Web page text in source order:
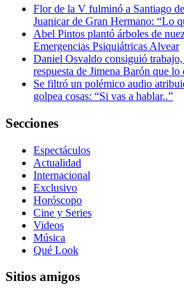
Flor de la V fulminó a Santiago
Juanicar de Gran Hermano: “Lo
Abel Pintos plantó árboles de
Emergencias Psiquiátricas Alvear
Daniel Osvaldo consiguió
respuesta de Jimena Barón que lo
Se filtró un polémico audio
golpea cosas: “Si vas a hablar..”
Secciones
Espectáculos
Actualidad
Internacional
Exclusivo
Horóscopo
Cine y Series
Videos
Música
Qué Look
Sitios amigos